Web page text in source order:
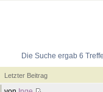
Die Suche ergab 6
Letzter Beitrag